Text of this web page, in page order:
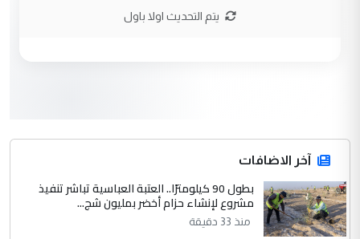
نتشرف بلقاء السيد احمد الصافي في العتبات
التعليق : قرار مستعجل جدا ولامصلحة فيه
للوزاره ولا للمواطن القرار الصائب يكون بعد
الاستماع للمدير ومغرفة ...
الموضوع :
وزير الصحة يعفي مدير مستشفى الكرخ
العام في بغداد
يتم التحديث اولا باول
آخر الاضافات
بطول 90 كيلومترًا.. العتبة العباسية تباشر تنفيذ
مشروع لإنشاء حزام أخضر بمليون شج...
منذ 33 دقيقة